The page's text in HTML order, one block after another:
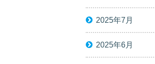
2025年7月
2025年6月